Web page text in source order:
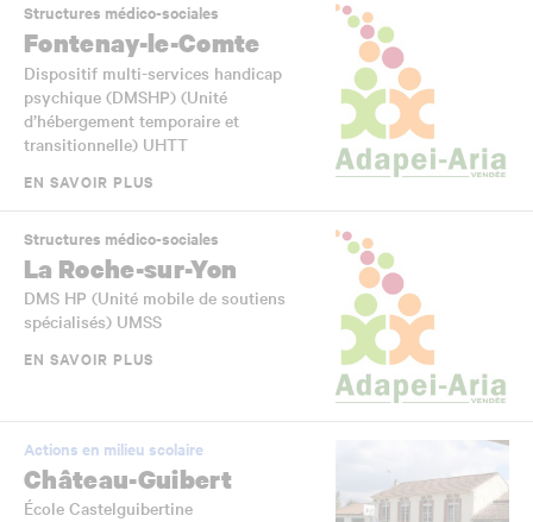
Structures médico-sociales
Fontenay-le-Comte
Dispositif multi-services handicap
psychique (DMSHP) (Unité
d’hébergement temporaire et
transitionnelle) UHTT
EN SAVOIR PLUS
Structures médico-sociales
La Roche-sur-Yon
DMS HP (Unité mobile de soutiens
spécialisés) UMSS
EN SAVOIR PLUS
Actions en milieu scolaire
Château-Guibert
École Castelguibertine